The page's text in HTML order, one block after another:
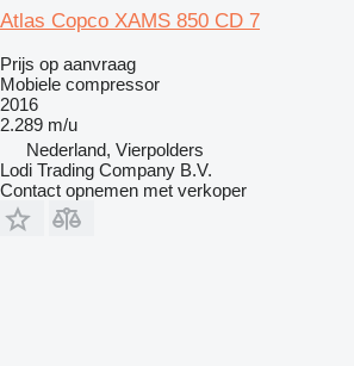
Atlas Copco XAMS 850 CD 7
Prijs op aanvraag
Mobiele compressor
2016
2.289 m/u
Nederland, Vierpolders
Lodi Trading Company B.V.
Contact opnemen met verkoper